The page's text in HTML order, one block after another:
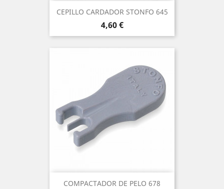
CEPILLO CARDADOR STONFO 645
Precio
4,60 €
COMPACTADOR DE PELO 678